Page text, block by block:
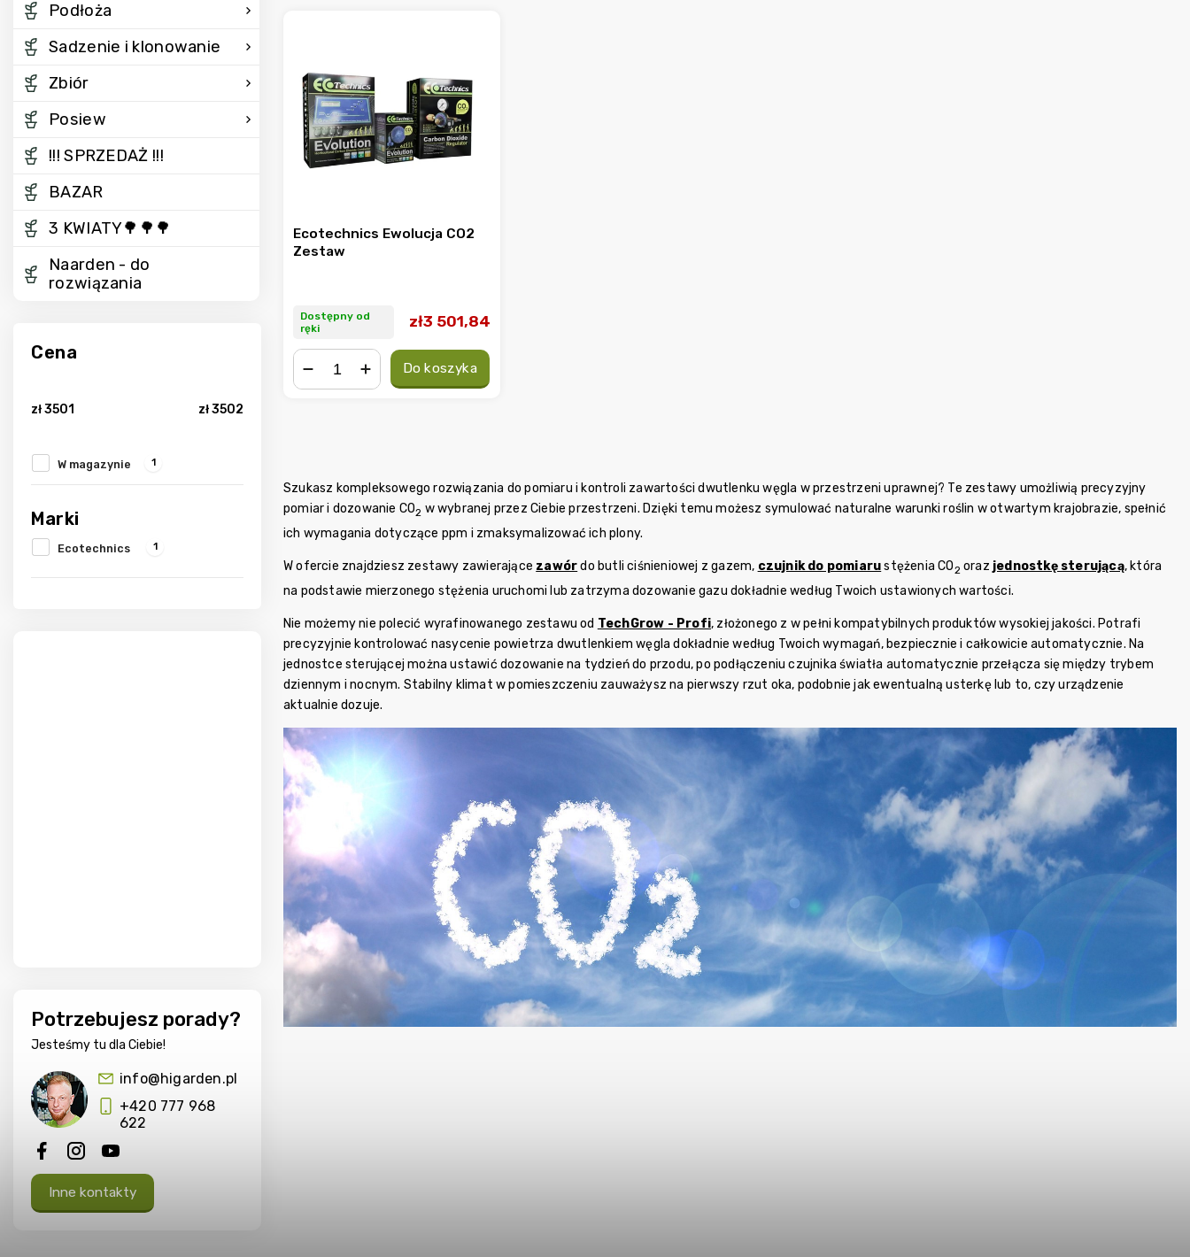
Podłoża
Sadzenie i klonowanie
Zbiór
Posiew
!!! SPRZEDAŻ !!!
BAZAR
3 KWIATY🌳🌳🌳
Naarden - do
rozwiązania
Cena
zł3501 zł3502
W magazynie 1
Marki
Ecotechnics 1
Potrzebujesz porady?
Jesteśmy tu dla Ciebie!
info@higarden.pl
+420 777 968
622
Inne kontakty
Ecotechnics Ewolucja CO2
Zestaw
Dostępny od
ręki
zł3 501,84
Do koszyka
Szukasz kompleksowego rozwiązania do pomiaru i kontroli zawartości dwutlenku węgla w przestrzeni uprawnej? Te zestawy umożliwią precyzyjny
pomiar i dozowanie CO2 w wybranej przez Ciebie przestrzeni. Dzięki temu możesz symulować naturalne warunki roślin w otwartym krajobrazie, spełnić
ich wymagania dotyczące ppm i zmaksymalizować ich plony.
W ofercie znajdziesz zestawy zawierające zawórdo butli ciśnieniowej z gazem, czujnik do pomiarustężenia CO2 oraz jednostkę sterującą, która
na podstawie mierzonego stężenia uruchomi lub zatrzyma dozowanie gazu dokładnie według Twoich ustawionych wartości.
Nie możemy nie polecić wyrafinowanego zestawu od TechGrow - Profi, złożonego z w pełni kompatybilnych produktów wysokiej jakości. Potrafi
precyzyjnie kontrolować nasycenie powietrza dwutlenkiem węgla dokładnie według Twoich wymagań, bezpiecznie i całkowicie automatycznie. Na
jednostce sterującej można ustawić dozowanie na tydzień do przodu, po podłączeniu czujnika światła automatycznie przełącza się między trybem
dziennym i nocnym. Stabilny klimat w pomieszczeniu zauważysz na pierwszy rzut oka, podobnie jak ewentualną usterkę lub to, czy urządzenie
aktualnie dozuje.